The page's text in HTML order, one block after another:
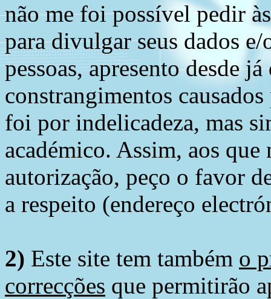
não me foi possível pedir
para divulgar seus dados
pessoas, apresento desde
constrangimentos
foi por indelicadeza, mas
académico. Assim, aos
autorização, peço o favor
a respeito (endereço
2) Este site tem também o
correcções que permitirão